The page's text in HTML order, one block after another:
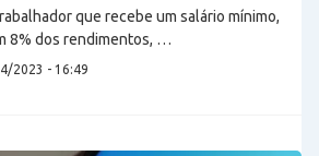
que recebe um salário mínimo,
8% dos rendimentos, …
2023 - 16:49